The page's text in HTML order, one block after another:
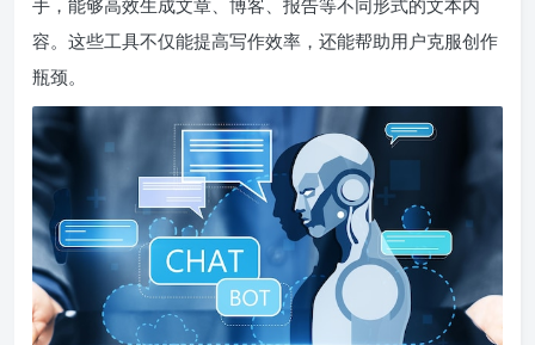
容。这些工具不仅能提高写作效率，还能帮助用户克服创作
瓶颈。